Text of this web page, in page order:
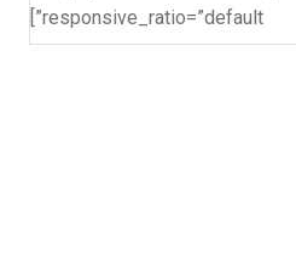
responsive_ratio=”default”]